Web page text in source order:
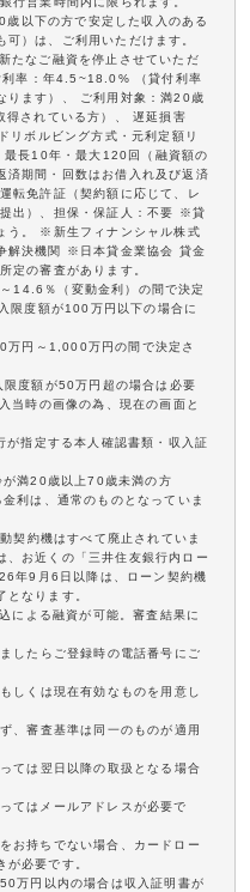
以下の方で安定した収入のある
）は、ご利用いただけます。
たなご融資を停止させていただ
率：年4.5~18.0% （貸付利率
ります）、 ご利用対象：満20歳
得されている方）、 遅延損害
リボルビング方式・元利定額リ
最長10年・最大120回（融資額の
済期間・回数はお借入れ及び返済
転免許証（契約額に応じて、レ
出）、担保・保証人：不要 ※貸
う。 ※新生フィナンシャル株式
解決機関 ※日本貸金業協会 貸金
定の審査があります。
14.6％（変動金利）の間で決定
限度額が100万円以下の場合に
万円～1,000万円の間で決定さ
度額が50万円超の場合は必要
当時の画像の為、現在の画面と
指定する本人確認書類・収入証
満20歳以上70歳未満の方
利は、通常のものとなっていま
契約機はすべて廃止されていま
、お近くの「三井住友銀行内ロー
年9月6日以降は、ローン契約機
なります。
による融資が可能。審査結果に
したらご登録時の電話番号にご
しくは現在有効なものを用意し
、審査基準は同一のものが適用
ては翌日以降の取扱となる場合
てはメールアドレスが必要で
お持ちでない場合、カードロー
が必要です。
万円以内の場合は収入証明書が